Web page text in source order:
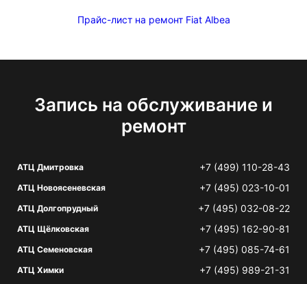
Прайс-лист на ремонт Fiat Albea
Запись на обслуживание и
ремонт
АТЦ Дмитровка +7 (499) 110-28-43
АТЦ Новоясеневская +7 (495) 023-10-01
АТЦ Долгопрудный +7 (495) 032-08-22
АТЦ Щёлковская +7 (495) 162-90-81
АТЦ Семеновская +7 (495) 085-74-61
АТЦ Химки +7 (495) 989-21-31